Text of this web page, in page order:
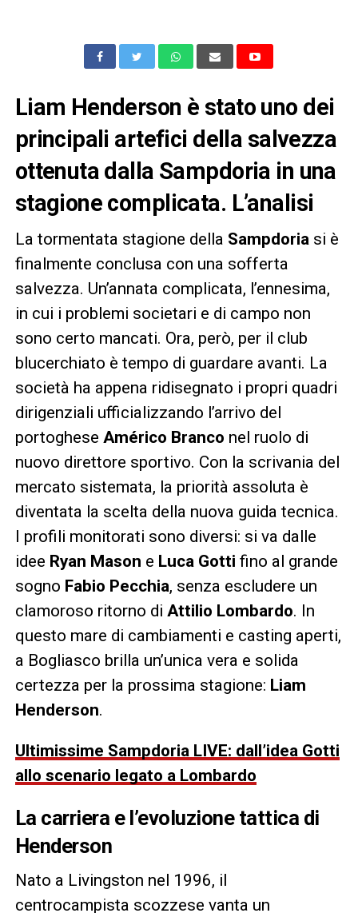
Liam Henderson è stato uno dei
principali artefici della salvezza
ottenuta dalla Sampdoria in una
stagione complicata. L’analisi
La tormentata stagione della Sampdoriasi è
finalmente conclusa con una sofferta
salvezza. Un’annata complicata, l’ennesima,
in cui i problemi societari e di campo non
sono certo mancati. Ora, però, per il club
blucerchiato è tempo di guardare avanti. La
società ha appena ridisegnato i propri quadri
dirigenziali ufficializzando l’arrivo del
portoghese Américo Branco nel ruolo di
nuovo direttore sportivo. Con la scrivania del
mercato sistemata, la priorità assoluta è
diventata la scelta della nuova guida tecnica.
I profili monitorati sono diversi: si va dalle
idee Ryan Mason e Luca Gotti fino al grande
sogno Fabio Pecchia, senza escludere un
clamoroso ritorno di Attilio Lombardo. In
questo mare di cambiamenti e casting aperti,
a Bogliasco brilla un’unica vera e solida
certezza per la prossima stagione: Liam
Henderson.
Ultimissime Sampdoria LIVE: dall’idea Gotti
allo scenario legato a Lombardo
La carriera e l’evoluzione tattica di
Henderson
Nato a Livingston nel 1996, il
centrocampista scozzese vanta un